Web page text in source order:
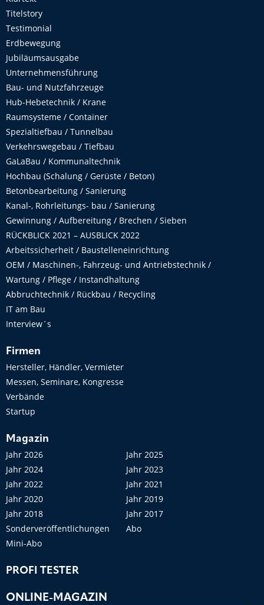
Titelstory
Testimonial
Erdbewegung
Jubiläumsausgabe
Unternehmensführung
Bau- und Nutzfahrzeuge
Hub-Hebetechnik / Krane
Raumsysteme / Container
Spezialtiefbau / Tunnelbau
Verkehrswegebau / Tiefbau
GaLaBau / Kommunaltechnik
Hochbau (Schalung / Gerüste / Beton)
Betonbearbeitung / Sanierung
Kanal-, Rohrleitungs- bau / Sanierung
Gewinnung / Aufbereitung / Brechen / Sieben
RÜCKBLICK 2021 – AUSBLICK 2022
Arbeitssicherheit / Baustelleneinrichtung
OEM / Maschinen-, Fahrzeug- und Antriebstechnik /
Wartung / Pflege / Instandhaltung
Abbruchtechnik / Rückbau / Recycling
IT am Bau
Interview´s
Firmen
Hersteller, Händler, Vermieter
Messen, Seminare, Kongresse
Verbände
Startup
Magazin
Jahr 2026
Jahr 2025
Jahr 2024
Jahr 2023
Jahr 2022
Jahr 2021
Jahr 2020
Jahr 2019
Jahr 2018
Jahr 2017
Sonderveröffentlichungen
Abo
Mini-Abo
PROFI TESTER
ONLINE-MAGAZIN